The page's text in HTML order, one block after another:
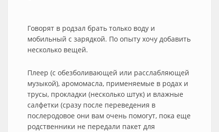
Говорят в родзал брать только воду и
мобильный с зарядкой. По опыту хочу добавить
несколько вещей.
Плеер (с обезболивающей или расслабляющей
музыкой), аромомасла, применяемые в родах и
трусы, прокладки (несколько штук) и влажные
салфетки (сразу после переведения в
послеродовое они вам очень помогут, пока еще
родственники не передали пакет для